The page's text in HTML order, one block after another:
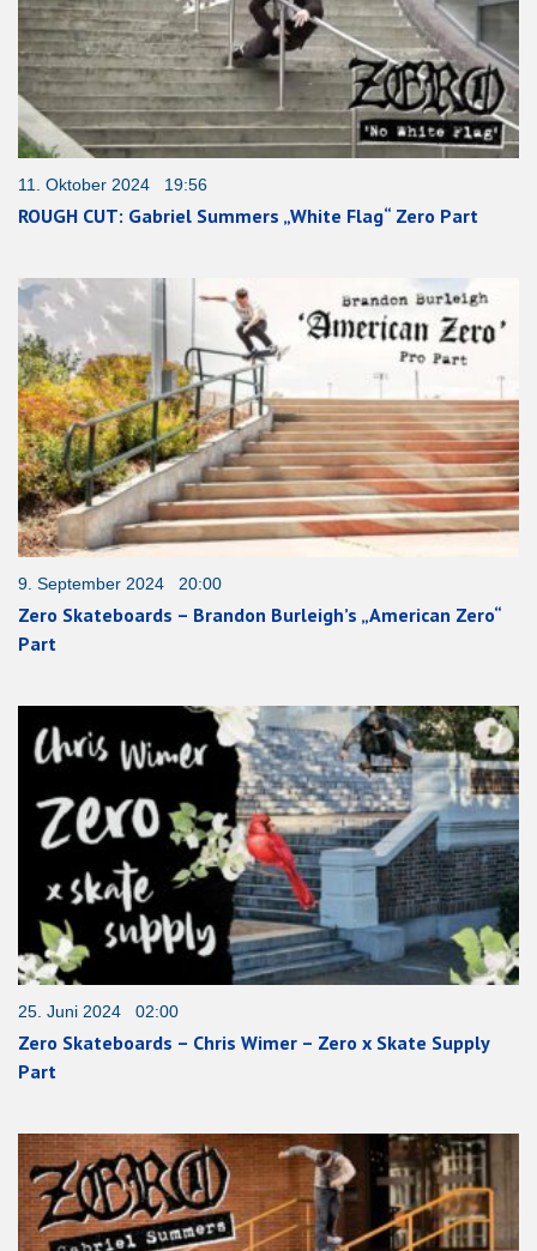
11. Oktober 2024 19:56
ROUGH CUT: Gabriel Summers „White Flag“ Zero Part
9. September 2024 20:00
Zero Skateboards – Brandon Burleigh’s „American Zero“
Part
25. Juni 2024 02:00
Zero Skateboards – Chris Wimer – Zero x Skate Supply
Part